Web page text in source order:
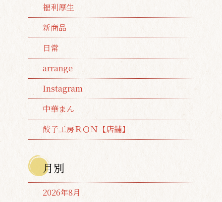
福利厚生
新商品
日常
arrange
Instagram
中華まん
餃子工房ＲＯＮ【店舗】
月別
2026年8月